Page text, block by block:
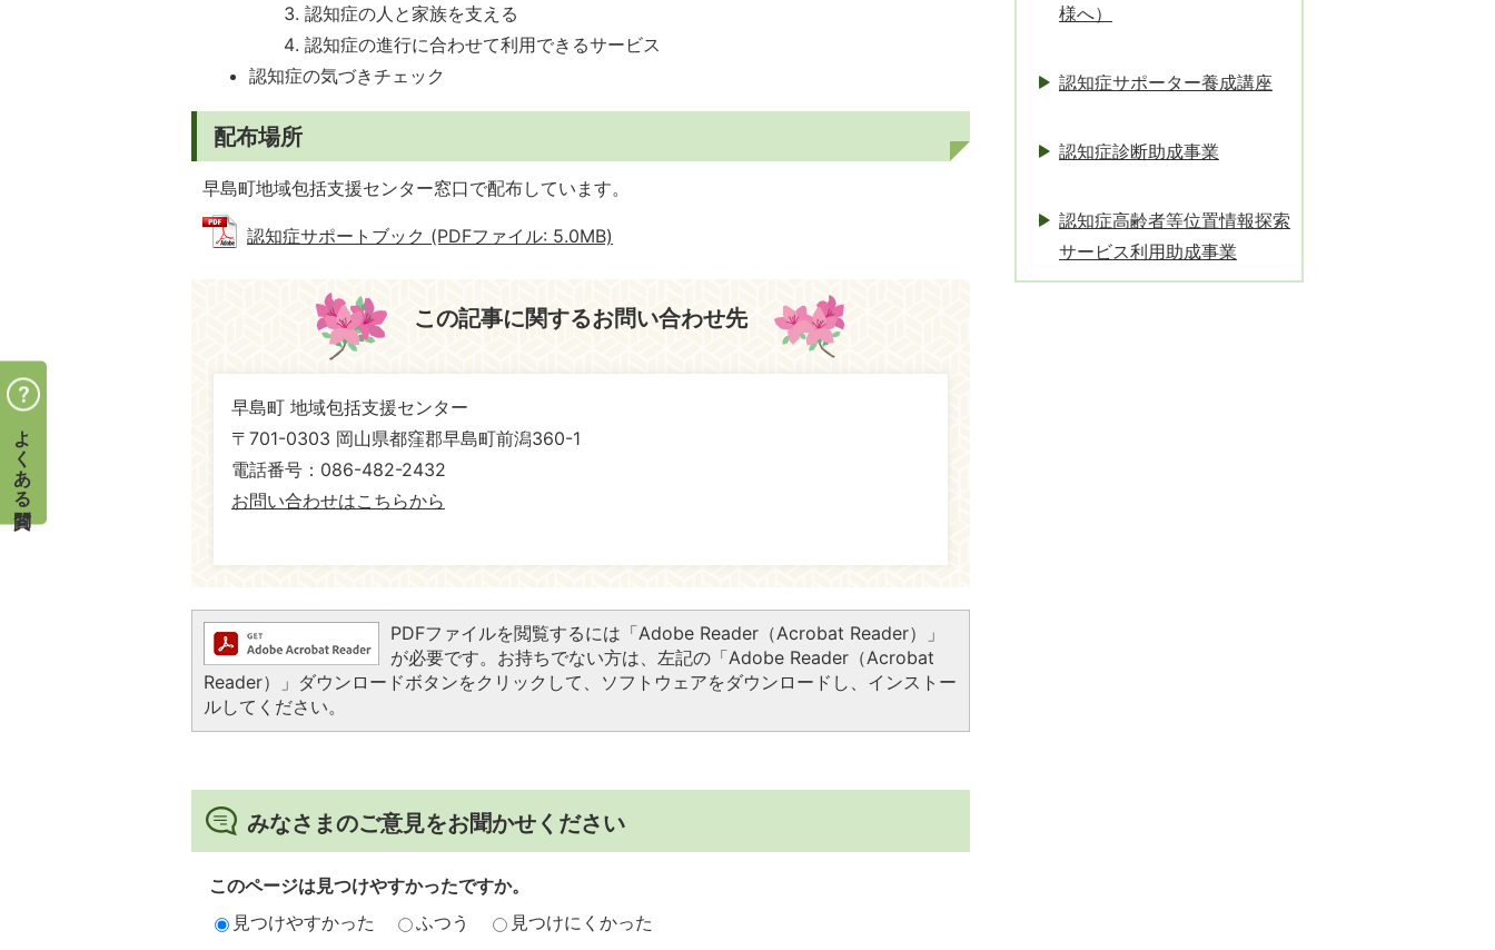
認知症の人と家族を支える
認知症の進行に合わせて利用できるサービス
認知症の気づきチェック
配布場所
早島町地域包括支援センター窓口で配布しています。
認知症サポートブック (PDFファイル: 5.0MB)
この記事に関するお問い合わせ先
早島町 地域包括支援センター
〒701-0303 岡山県都窪郡早島町前潟360-1
電話番号：086-482-2432
お問い合わせはこちらから
PDFファイルを閲覧するには「Adobe Reader（Acrobat Reader）」
が必要です。お持ちでない方は、左記の「Adobe Reader（Acrobat
Reader）」ダウンロードボタンをクリックして、ソフトウェアをダウンロードし、インストー
ルしてください。
みなさまのご意見をお聞かせください
このページは見つけやすかったですか。
見つけやすかった
ふつう 見つけにくかった
様へ）
認知症サポーター養成講座
認知症診断助成事業
認知症高齢者等位置情報探索
サービス利用助成事業
よくある質問